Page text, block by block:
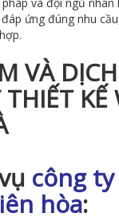
ứng đúng nhu
VÀ
KẾ
công
hòa: